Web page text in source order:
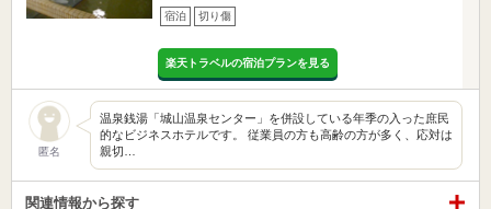
宿泊 切り傷
楽天トラベルの宿泊プランを見る
匿名
温泉銭湯「城山温泉センター」を併設している年季の入った庶民
的なビジネスホテルです。 従業員の方も高齢の方が多く、応対は
親切…
関連情報から探す